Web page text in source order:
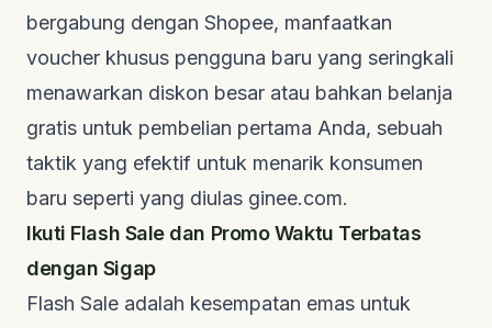
bergabung dengan Shopee, manfaatkan
voucher khusus pengguna baru yang seringkali
menawarkan diskon besar atau bahkan belanja
gratis untuk pembelian pertama Anda, sebuah
taktik yang efektif untuk menarik konsumen
baru seperti yang diulas ginee.com.
Ikuti Flash Saledan Promo Waktu Terbatas
dengan Sigap
Flash Sale adalah kesempatan emas untuk